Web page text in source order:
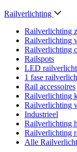
Railverlichting
Railverlichting
Railverlichting
Railverlichting
Railspots
LED
1 fase
Rail accessoires
Railverlichting
Railverlichting
Industrieel
Railverlichting
Railverlichting
Alle